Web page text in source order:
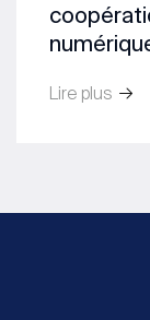
Lire plus